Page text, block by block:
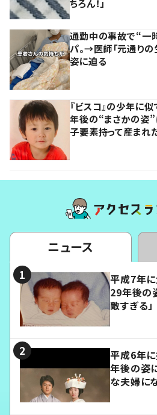
ちろん！」
通勤中の事故で“一
パ。→医師「元通り
姿に迫る
『ビスコ』の少年に
年後の“まさかの姿”
子要素持って産まれた
ニュース
平成7年
29年後の
敵すぎる」
平成6年
年後の姿
な夫婦に